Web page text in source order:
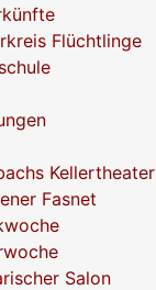
Flüchtlinge
Kellertheater
Fasnet
Salon